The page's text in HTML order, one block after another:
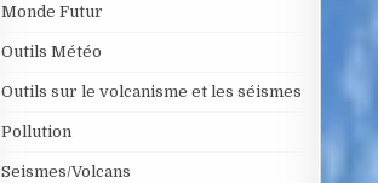
Monde Futur
Outils Météo
Outils sur le volcanisme et les séismes
Pollution
Seismes/Volcans